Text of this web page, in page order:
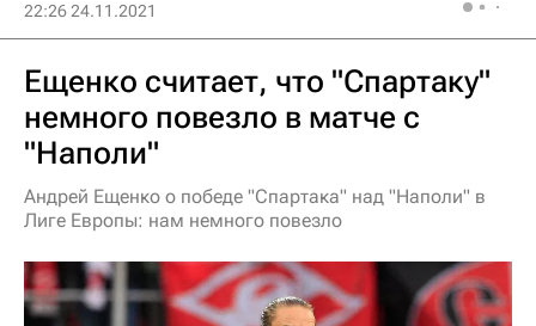
22:26 24.11.2021
Ещенко считает, что "Спартаку"
немного повезло в матче с
"Наполи"
Андрей Ещенко о победе "Спартака" над "Наполи" в
Лиге Европы: нам немного повезло